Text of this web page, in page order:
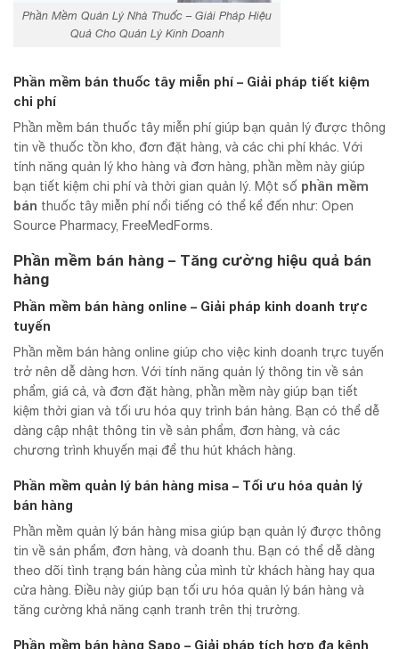
Phần Mềm Quản Lý Nhà Thuốc – Giải Pháp Hiệu
Quả Cho Quản Lý Kinh Doanh
Phần mềm bán thuốc tây miễn phí – Giải pháp tiết kiệm
chi phí
Phần mềm bán thuốc tây miễn phí giúp bạn quản lý được thông
tin về thuốc tồn kho, đơn đặt hàng, và các chi phí khác. Với
tính năng quản lý kho hàng và đơn hàng, phần mềm này giúp
bạn tiết kiệm chi phí và thời gian quản lý. Một số phần mềm
bán thuốc tây miễn phí nổi tiếng có thể kể đến như: Open
Source Pharmacy, FreeMedForms.
Phần mềm bán hàng – Tăng cường hiệu quả bán
hàng
Phần mềm bán hàng online – Giải pháp kinh doanh trực
tuyến
Phần mềm bán hàng online giúp cho việc kinh doanh trực tuyến
trở nên dễ dàng hơn. Với tính năng quản lý thông tin về sản
phẩm, giá cả, và đơn đặt hàng, phần mềm này giúp bạn tiết
kiệm thời gian và tối ưu hóa quy trình bán hàng. Bạn có thể dễ
dàng cập nhật thông tin về sản phẩm, đơn hàng, và các
chương trình khuyến mại để thu hút khách hàng.
Phần mềm quản lý bán hàng misa – Tối ưu hóa quản lý
bán hàng
Phần mềm quản lý bán hàng misa giúp bạn quản lý được thông
tin về sản phẩm, đơn hàng, và doanh thu. Bạn có thể dễ dàng
theo dõi tình trạng bán hàng của mình từ khách hàng hay qua
cửa hàng. Điều này giúp bạn tối ưu hóa quản lý bán hàng và
tăng cường khả năng cạnh tranh trên thị trường.
Phần mềm bán hàng Sapo – Giải pháp tích hợp đa kênh